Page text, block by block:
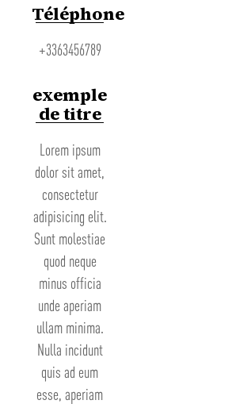
Téléphone
+3363456789
exemple
de titre
Lorem ipsum
dolor sit amet,
consectetur
adipisicing elit.
Sunt molestiae
quod neque
minus officia
unde aperiam
ullam minima.
Nulla incidunt
quis ad eum
esse, aperiam